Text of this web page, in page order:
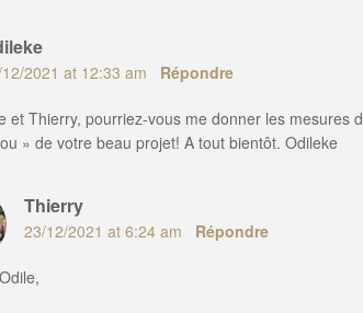
2021 at 12:33 am Répondre
et Thierry, pourriez-vous me donner les mesures
» de votre beau projet! A tout bientôt. Odileke
Thierry
23/12/2021 at 6:24 am Répondre